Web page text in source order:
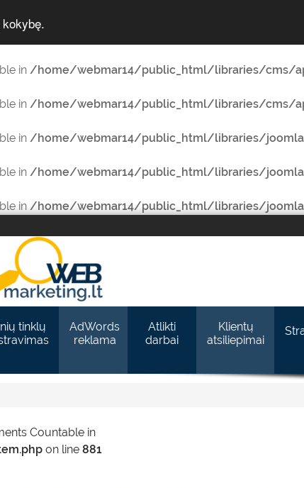
in /home/webmar14/public_html/libraries/cms/
in /home/webmar14/public_html/libraries/cms/
in /home/webmar14/public_html/libraries/
in /home/webmar14/public_html/libraries/
in /home/webmar14/public_html/libraries/
tinklų
AdWords
reklama
Atlikti
darbai
Klientų
atsiliepimai
Countable in
on line 881